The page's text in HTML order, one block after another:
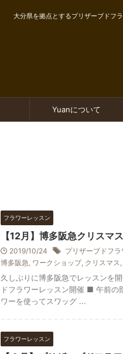
大分県を拠点とするプリザーブドフ
Yuanについて
フラワーレッスン
【12月】博多阪急クリスマ
2019/10/24 プリザーブドフ
博多阪急 ワークショップ, クリスマス
久しぶりに博多阪急でレッスンを
ドフラワーレッスン開催 ■ 午前の
ワーを使ってスワッグ ...
フラワーレッスン